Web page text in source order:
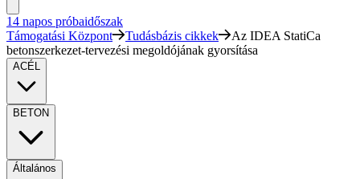
14 napos próbaidőszak
Támogatási Központ
Tudásbázis cikkek
Az IDEA StatiCa
betonszerkezet-tervezési megoldójának gyorsítása
ACÉL
BETON
Általános